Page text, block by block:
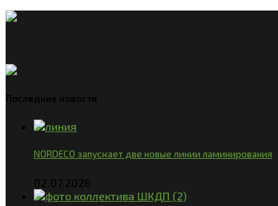
Последние новости
NORDECO запускает две новые линии ламинирования
02.07.2026